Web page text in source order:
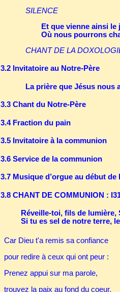
SILENCE
Et que vienne ainsi le
Où nous pourrons
CHANT DE LA
3.2 Invitatoire au Notre-Père
La prière que Jésus
3.3 Chant du Notre-Père
3.4 Fraction du pain
3.5 Invitatoire à la communion
3.6 Service de la communion
3.7 Musique d’orgue au début
3.8 CHANT DE COMMUNION :
Réveille-toi, fils de
Si tu es sel de notre terre,
Car Dieu t'a remis sa confiance
pour redire à ceux qui ont peur :
Prenez appui sur ma parole,
trouvez la paix au fond du coeur,